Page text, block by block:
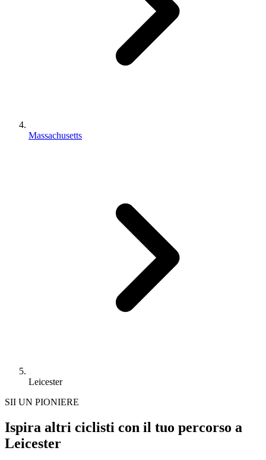
Massachusetts
Leicester
SII UN PIONIERE
Ispira altri ciclisti con il tuo percorso a
Leicester